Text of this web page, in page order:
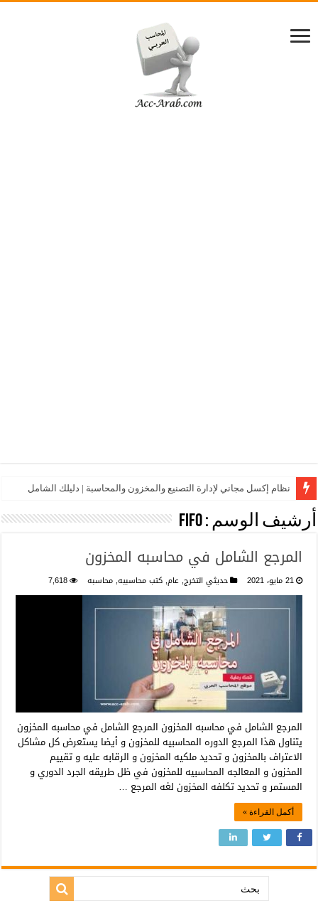
نظام إكسل مجاني لإدارة التصنيع والمخزون والمحاسبة | دليلك الشامل
أرشيف الوسم :FIFO
المرجع الشامل في محاسبه المخزون
21 مايو، 2021 حديثي التخرج, عام, كتب محاسبيه, محاسبه 7,618
المرجع الشامل في محاسبه المخزون المرجع الشامل في محاسبه المخزون
يتناول هذا المرجع الدوره المحاسبيه للمخزون و أيضا يستعرض كل مشاكل
الاعتراف بالمخزون و تحديد ملكيه المخزون و الرقابه عليه و تقييم
المخزون و المعالجه المحاسبيه للمخزون في ظل طريقه الجرد الدوري و
المستمر و تحديد تكلفه المخزون لغه المرجع …
أكمل القراءة »
بحث: